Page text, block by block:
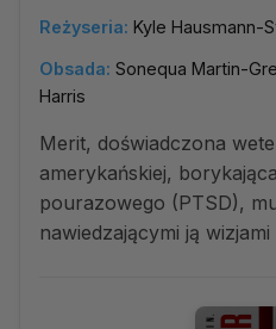
Reżyseria: Kyle Hausmann-
Obsada: Sonequa Martin-
Harris
Merit, doświadczona
amerykańskiej,
pourazowego (PTSD),
nawiedzającymi ją wizjami